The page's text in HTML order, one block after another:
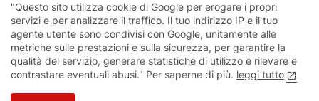
aggiornato senza nessuna periodicità. Non può pertanto
considerarsi un prodotto editoriale ai sensi della legge n.62 del
7.03.2001
Home Contatti Privacy Policy
"Questo sito utilizza cookie di Google per erogare i propri
servizi e per analizzare il traffico. Il tuo indirizzo IP e il tuo
agente utente sono condivisi con Google, unitamente alle
metriche sulle prestazioni e sulla sicurezza, per garantire la
qualità del servizio, generare statistiche di utilizzo e rilevare e
contrastare eventuali abusi." Per saperne di più. leggi tutto